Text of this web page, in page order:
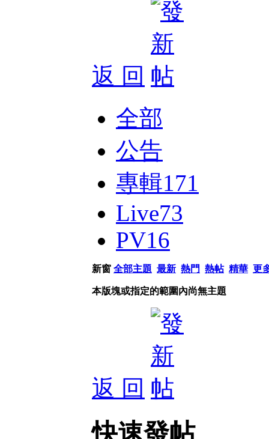
返 回
全部
公告
專輯171
Live73
PV16
新窗 全部主題 最新 熱門 熱帖 精華 更
本版塊或指定的範圍內尚無主題
返 回